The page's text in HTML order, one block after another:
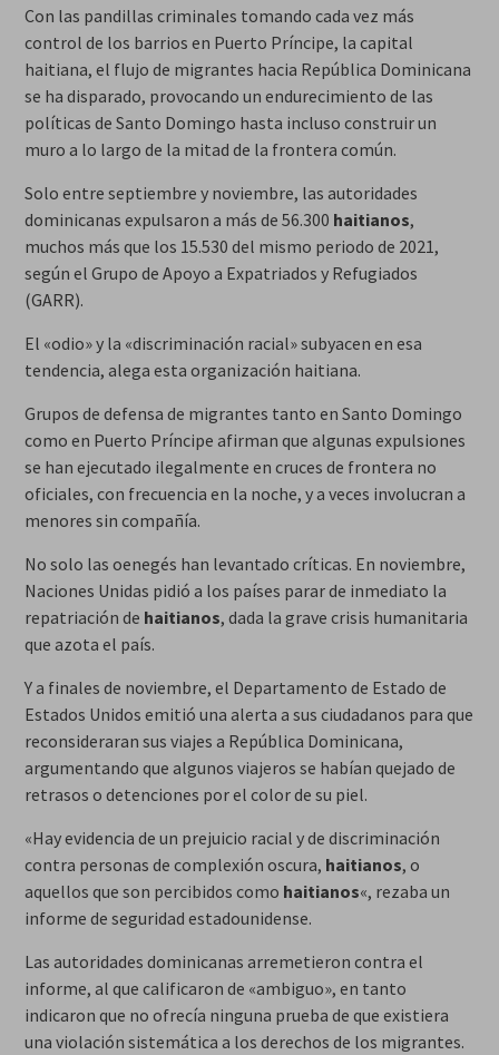
Con las pandillas criminales tomando cada vez más
control de los barrios en Puerto Príncipe, la capital
haitiana, el flujo de migrantes hacia República Dominicana
se ha disparado, provocando un endurecimiento de las
políticas de Santo Domingo hasta incluso construir un
muro a lo largo de la mitad de la frontera común.
Solo entre septiembre y noviembre, las autoridades
dominicanas expulsaron a más de 56.300 haitianos,
muchos más que los 15.530 del mismo periodo de 2021,
según el Grupo de Apoyo a Expatriados y Refugiados
(GARR).
El «odio» y la «discriminación racial» subyacen en esa
tendencia, alega esta organización haitiana.
Grupos de defensa de migrantes tanto en Santo Domingo
como en Puerto Príncipe afirman que algunas expulsiones
se han ejecutado ilegalmente en cruces de frontera no
oficiales, con frecuencia en la noche, y a veces involucran a
menores sin compañía.
No solo las oenegés han levantado críticas. En noviembre,
Naciones Unidas pidió a los países parar de inmediato la
repatriación de haitianos, dada la grave crisis humanitaria
que azota el país.
Y a finales de noviembre, el Departamento de Estado de
Estados Unidos emitió una alerta a sus ciudadanos para que
reconsideraran sus viajes a República Dominicana,
argumentando que algunos viajeros se habían quejado de
retrasos o detenciones por el color de su piel.
«Hay evidencia de un prejuicio racial y de discriminación
contra personas de complexión oscura, haitianos, o
aquellos que son percibidos como haitianos«, rezaba un
informe de seguridad estadounidense.
Las autoridades dominicanas arremetieron contra el
informe, al que calificaron de «ambiguo», en tanto
indicaron que no ofrecía ninguna prueba de que existiera
una violación sistemática a los derechos de los migrantes.